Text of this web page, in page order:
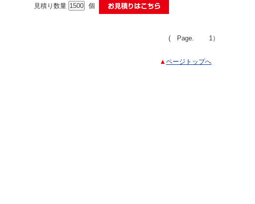
見積り数量 個
( Page. 1）
▲ ページトップへ